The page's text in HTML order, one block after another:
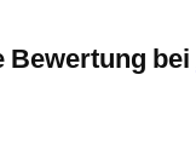
Bewertung bei